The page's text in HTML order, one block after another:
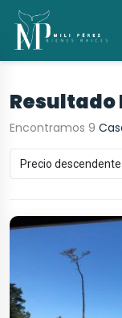
Resultado
Encontramos 9